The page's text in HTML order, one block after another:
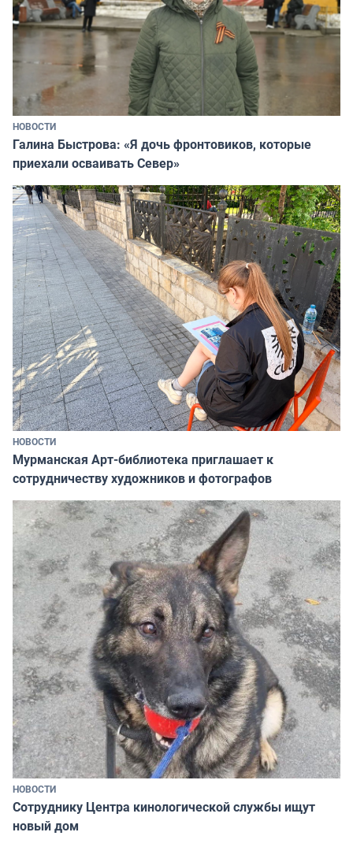
НОВОСТИ
Галина Быстрова: «Я дочь фронтовиков, которые
приехали осваивать Север»
НОВОСТИ
Мурманская Арт-библиотека приглашает к
сотрудничеству художников и фотографов
НОВОСТИ
Сотруднику Центра кинологической службы ищут
новый дом